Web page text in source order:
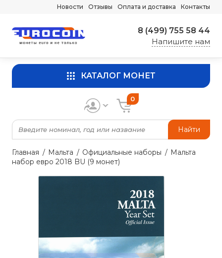
Новости Отзывы Оплата и доставка Контакты
8 (499) 755 58 44
Напишите нам
КАТАЛОГ МОНЕТ
Найти
0
Главная Мальта Официальные наборы
Мальта
набор евро 2018 BU (9 монет)